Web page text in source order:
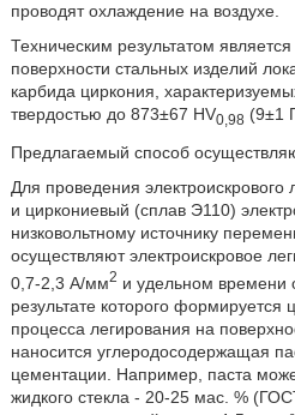
проводят охлаждение на воздухе.
Техническим результатом
поверхности стальных изделий
карбида циркония,
твердостью до 873±67 HV0,98 (9±1
Предлагаемый способ
Для проведения электроискрового
и циркониевый (сплав Э110)
низковольтному источнику
осуществляют электроискровое
0,7-2,3 А/мм2 и удельном времени
результате которого
процесса легирования на
наносится углеродосодержащая
цементации. Например, паста
жидкого стекла - 20-25 мас. %